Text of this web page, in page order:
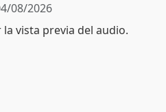
08/2026